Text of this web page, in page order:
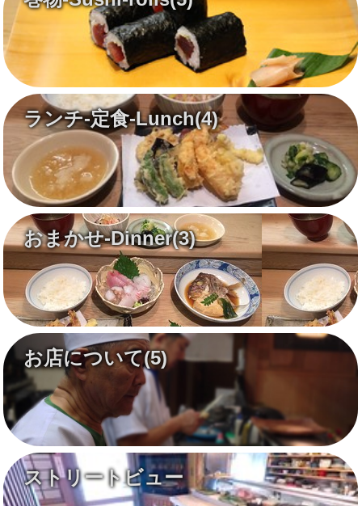
ランチ-定食-Lunch(4)
おまかせ-Dinner(3)
お店について(5)
ストリートビュー